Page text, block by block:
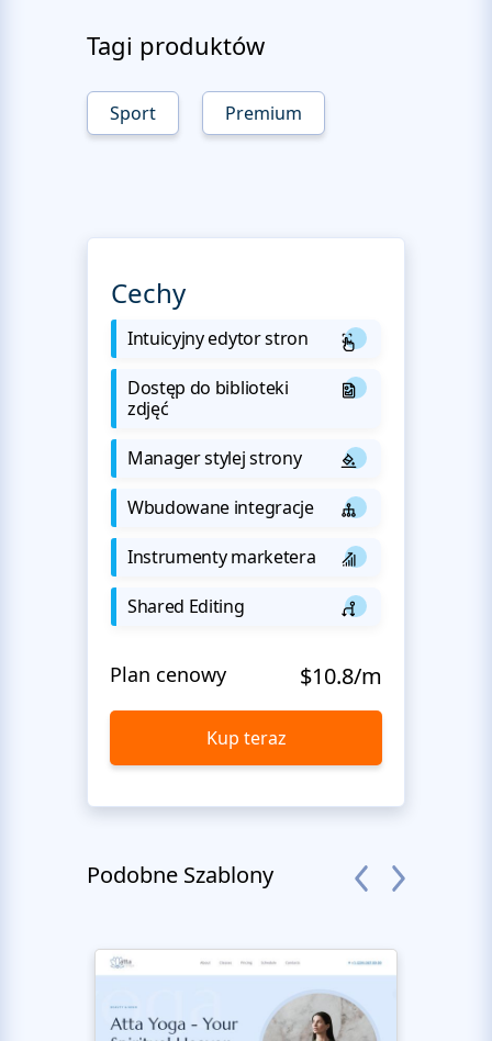
Tagi produktów
Sport Premium
Cechy
Intuicyjny edytor stron
Dostęp do biblioteki
zdjęć
Manager stylej strony
Wbudowane integracje
Instrumenty marketera
Shared Editing
Plan cenowy $10.8/m
Kup teraz
Podobne Szablony